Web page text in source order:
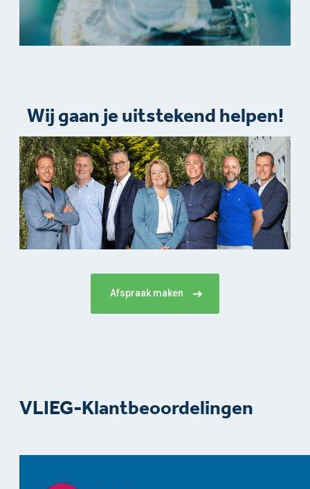
Wij gaan je uitstekend helpen!​
Afspraak maken
VLIEG-Klantbeoordelingen